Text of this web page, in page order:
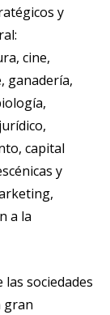
y
cine,
ganadería,
capital
y
a la
sociedades
gran